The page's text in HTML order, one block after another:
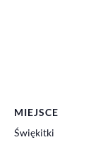
MIEJSCE
Świękitki